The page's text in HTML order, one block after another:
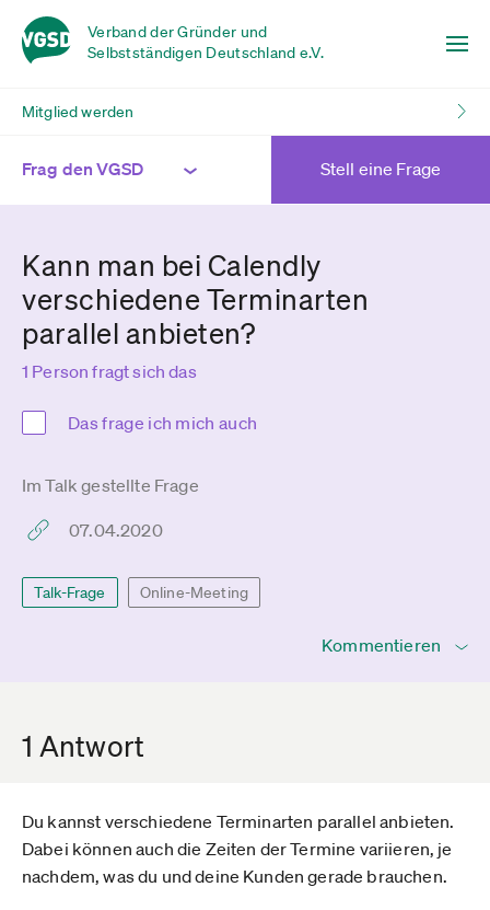
Verband der Gründer und
Selbstständigen Deutschland e.V.
Mitglied werden
Frag den VGSD Stell eine Frage
Kann man bei Calendly
verschiedene Terminarten
parallel anbieten?
1 Person fragt sich das
Das frage ich mich auch
Im Talk gestellte Frage
07.04.2020
Talk-Frage Online-Meeting
Kommentieren
1 Antwort
Du kannst verschiedene Terminarten parallel anbieten.
Dabei können auch die Zeiten der Termine variieren, je
nachdem, was du und deine Kunden gerade brauchen.